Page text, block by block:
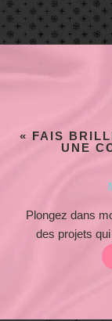
« FAIS
UNE
Plongez dans
des projets